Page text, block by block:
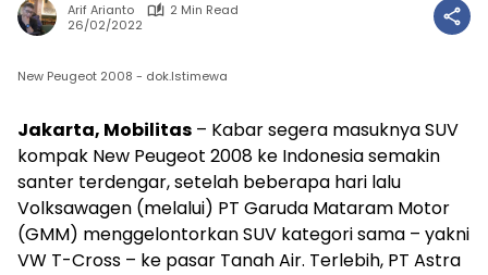
Arif Arianto
2 Min Read
26/02/2022
New Peugeot 2008 - dok.Istimewa
Jakarta, Mobilitas – Kabar segera masuknya SUV
kompak New Peugeot 2008 ke Indonesia semakin
santer terdengar, setelah beberapa hari lalu
Volksawagen (melalui) PT Garuda Mataram Motor
(GMM) menggelontorkan SUV kategori sama – yakni
VW T-Cross – ke pasar Tanah Air. Terlebih, PT Astra